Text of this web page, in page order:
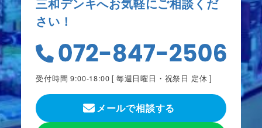
さい！
受付時間 9:00-18:00 [ 毎週日曜日・祝祭日 定休 ]
メールで相談する